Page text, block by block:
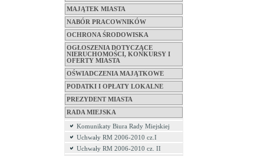
MAJĄTEK MIASTA
NABÓR PRACOWNIKÓW
OCHRONA ŚRODOWISKA
OGŁOSZENIA DOTYCZĄCE
NIERUCHOMOŚCI, KONKURSY I
OFERTY MIASTA
OŚWIADCZENIA MAJĄTKOWE
PODATKI I OPŁATY LOKALNE
PREZYDENT MIASTA
RADA MIEJSKA
Komunikaty Biura Rady Miejskiej
Uchwały RM 2006-2010 cz.I
Uchwały RM 2006-2010 cz. II